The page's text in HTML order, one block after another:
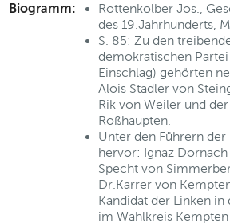
Biogramm:
Rottenkolber Jos.,
des 19.Jahrhunderts,
S. 85: Zu den
demokratischen
Einschlag) gehörten
Alois Stadler von
Rik von Weiler und
Roßhaupten.
Unter den Führern
hervor: Ignaz Dornach
Specht von
Dr.Karrer von
Kandidat der Linken in
im Wahlkreis